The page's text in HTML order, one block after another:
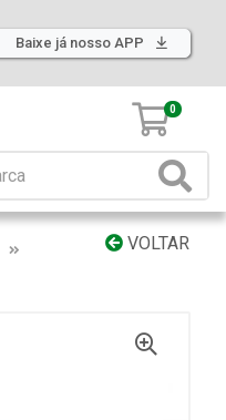
Baixe já nosso APP
0
VOLTAR